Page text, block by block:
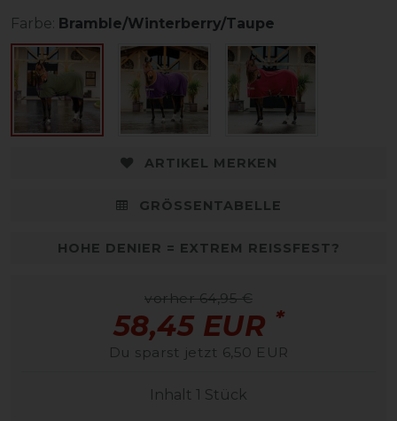
Farbe: Bramble/Winterberry/Taupe
ARTIKEL MERKEN
GRÖSSENTABELLE
HOHE DENIER = EXTREM REISSFEST?
vorher 64,95 €
58,45 EUR *
Du sparst jetzt 6,50 EUR
Inhalt 1 Stück